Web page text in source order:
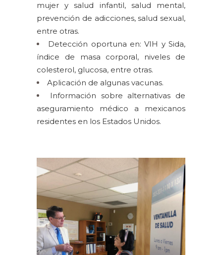
mujer y salud infantil, salud mental,
prevención de adicciones, salud sexual,
entre otras.
Detección oportuna en: VIH y Sida,
índice de masa corporal, niveles de
colesterol, glucosa, entre otras.
Aplicación de algunas vacunas.
Información sobre alternativas de
aseguramiento médico a mexicanos
residentes en los Estados Unidos.